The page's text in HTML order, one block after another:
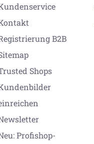
B2B
Shops
Profishop-